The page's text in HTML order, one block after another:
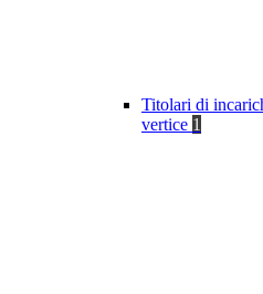
Titolari di
vertice 1